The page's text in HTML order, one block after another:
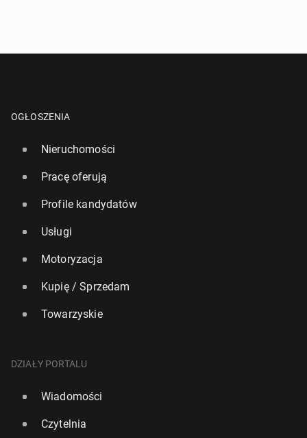
OGŁOSZENIA
Nieruchomości
Pracę oferują
Profile kandydatów
Usługi
Motoryzacja
Kupię / Sprzedam
Towarzyskie
DZIAŁY PORTALU
Wiadomości
Czytelnia